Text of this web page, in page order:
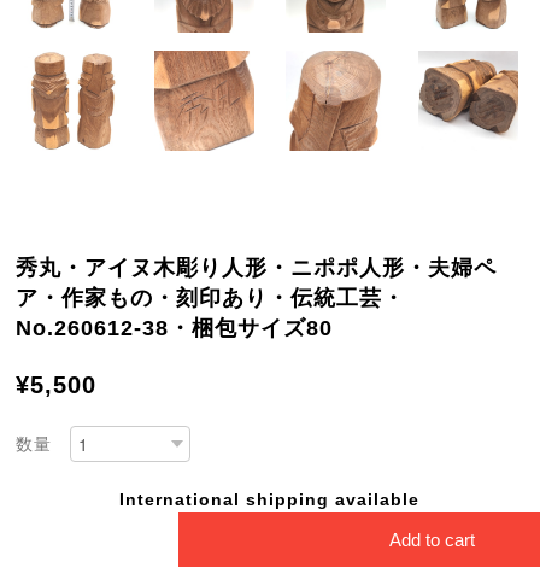
秀丸・アイヌ木彫り人形・ニポポ人形・夫婦ペ
ア・作家もの・刻印あり・伝統工芸・
No.260612-38・梱包サイズ80
¥5,500
数量
International shipping available
Add to cart